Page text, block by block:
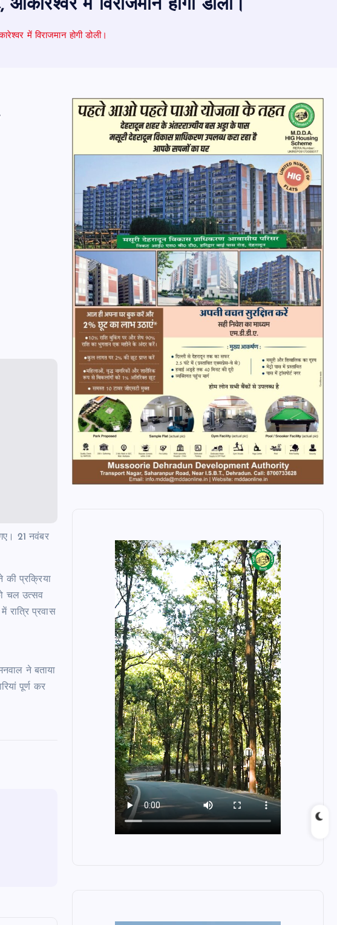
में विराजमान होगी डोली।
में विराजमान होगी डोली।
21 नवंबर
की प्रक्रिया
चल उत्सव
रात्रि प्रवास
ने बताया
पूर्ण कर